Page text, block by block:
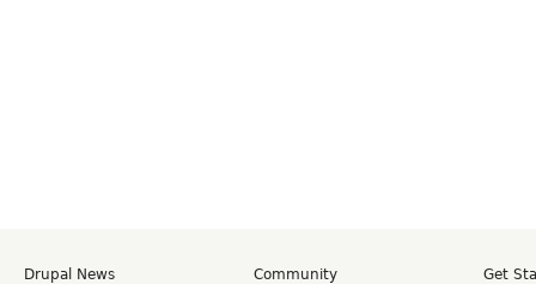
Drupal News
Community
Get